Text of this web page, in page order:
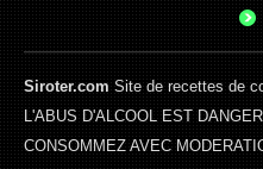
Siroter.comSite de recettes de
L'ABUS D'ALCOOL EST
CONSOMMEZ AVEC